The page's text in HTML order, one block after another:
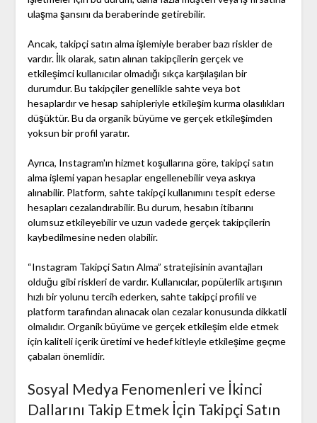
ulaşma şansını da beraberinde getirebilir.
Ancak, takipçi satın alma işlemiyle beraber bazı riskler de
vardır. İlk olarak, satın alınan takipçilerin gerçek ve
etkileşimci kullanıcılar olmadığı sıkça karşılaşılan bir
durumdur. Bu takipçiler genellikle sahte veya bot
hesaplardır ve hesap sahipleriyle etkileşim kurma olasılıkları
düşüktür. Bu da organik büyüme ve gerçek etkileşimden
yoksun bir profil yaratır.
Ayrıca, Instagram'ın hizmet koşullarına göre, takipçi satın
alma işlemi yapan hesaplar engellenebilir veya askıya
alınabilir. Platform, sahte takipçi kullanımını tespit ederse
hesapları cezalandırabilir. Bu durum, hesabın itibarını
olumsuz etkileyebilir ve uzun vadede gerçek takipçilerin
kaybedilmesine neden olabilir.
“Instagram Takipçi Satın Alma” stratejisinin avantajları
olduğu gibi riskleri de vardır. Kullanıcılar, popülerlik artışının
hızlı bir yolunu tercih ederken, sahte takipçi profili ve
platform tarafından alınacak olan cezalar konusunda dikkatli
olmalıdır. Organik büyüme ve gerçek etkileşim elde etmek
için kaliteli içerik üretimi ve hedef kitleyle etkileşime geçme
çabaları önemlidir.
Sosyal Medya Fenomenleri ve İkinci
Dallarını Takip Etmek İçin Takipçi Satın